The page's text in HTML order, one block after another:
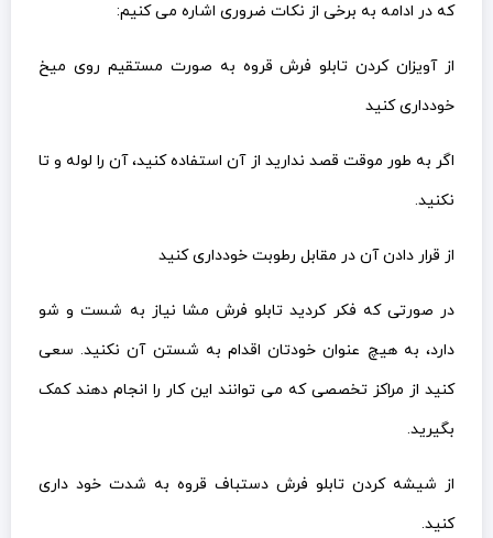
که در ادامه به برخی از نکات ضروری اشاره می کنیم:
از آویزان کردن تابلو فرش قروه به صورت مستقیم روی میخ
خودداری کنید
اگر به طور موقت قصد ندارید از آن استفاده کنید، آن را لوله و تا
نکنید.
از قرار دادن آن در مقابل رطوبت خودداری کنید
در صورتی که فکر کردید تابلو فرش مشا نیاز به شست و شو
دارد، به هیچ عنوان خودتان اقدام به شستن آن نکنید. سعی
کنید از مراکز تخصصی که می توانند این کار را انجام دهند کمک
بگیرید.
از شیشه کردن تابلو فرش دستباف قروه به شدت خود داری
کنید.